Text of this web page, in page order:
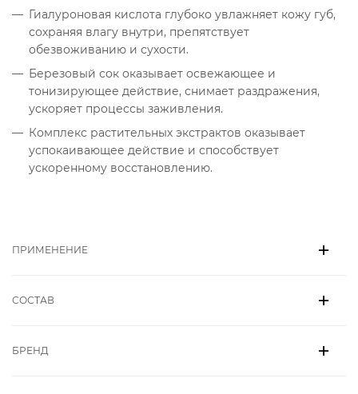
Гиалуроновая кислота глубоко увлажняет кожу губ,
сохраняя влагу внутри, препятствует
обезвоживанию и сухости.
Березовый сок оказывает освежающее и
тонизирующее действие, снимает раздражения,
ускоряет процессы заживления.
Комплекс растительных экстрактов оказывает
успокаивающее действие и способствует
ускоренному восстановлению.
ПРИМЕНЕНИЕ
СОСТАВ
БРЕНД